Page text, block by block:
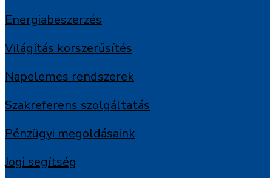
Energiabeszerzés
Világítás korszerűsítés
Napelemes rendszerek
Szakreferens szolgáltatás
Pénzügyi megoldásaink
Jogi segítség